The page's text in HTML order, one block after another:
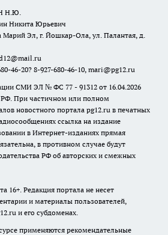
Н.Ю.
Никита Юрьевич
Марий Эл, г. Йошкар-Ола, ул. Палантая, д.
46-20? 8-927-680-46-10, mari@pg12.ru
СМИ ЭЛ № ФС 77 - 91312 от 16.04.2026
При частичном или полном
новостного портала pg12.ru в печатных
ссылка на издание
в Интернет-изданиях прямая
в противном случае будут
РФ об авторских и смежных
16+. Редакция портала не несет
и материалы пользователей,
и его субдоменах.
применяются рекомендательные